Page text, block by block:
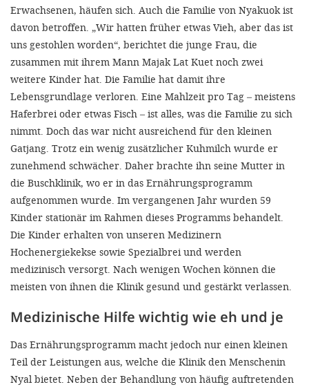
Erwachsenen, häufen sich. Auch die Familie von Nyakuok ist
davon betroffen. „Wir hatten früher etwas Vieh, aber das ist
uns gestohlen worden“, berichtet die junge Frau, die
zusammen mit ihrem Mann Majak Lat Kuet noch zwei
weitere Kinder hat. Die Familie hat damit ihre
Lebensgrundlage verloren. Eine Mahlzeit pro Tag – meistens
Haferbrei oder etwas Fisch – ist alles, was die Familie zu sich
nimmt. Doch das war nicht ausreichend für den kleinen
Gatjang. Trotz ein wenig zusätzlicher Kuhmilch wurde er
zunehmend schwächer. Daher brachte ihn seine Mutter in
die Buschklinik, wo er in das Ernährungsprogramm
aufgenommen wurde. Im vergangenen Jahr wurden 59
Kinder stationär im Rahmen dieses Programms behandelt.
Die Kinder erhalten von unseren Medizinern
Hochenergiekekse sowie Spezialbrei und werden
medizinisch versorgt. Nach wenigen Wochen können die
meisten von ihnen die Klinik gesund und gestärkt verlassen.
Medizinische Hilfe wichtig wie eh und je
Das Ernährungsprogramm macht jedoch nur einen kleinen
Teil der Leistungen aus, welche die Klinik den Menschenin
Nyal bietet. Neben der Behandlung von häufig auftretenden